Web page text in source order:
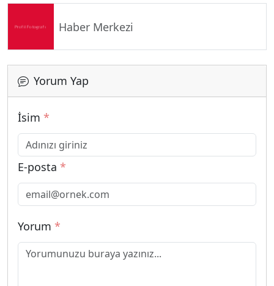
Haber Merkezi
Yorum Yap
İsim *
E-posta *
Yorum *